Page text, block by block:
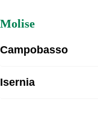
Molise
Campobasso
Isernia